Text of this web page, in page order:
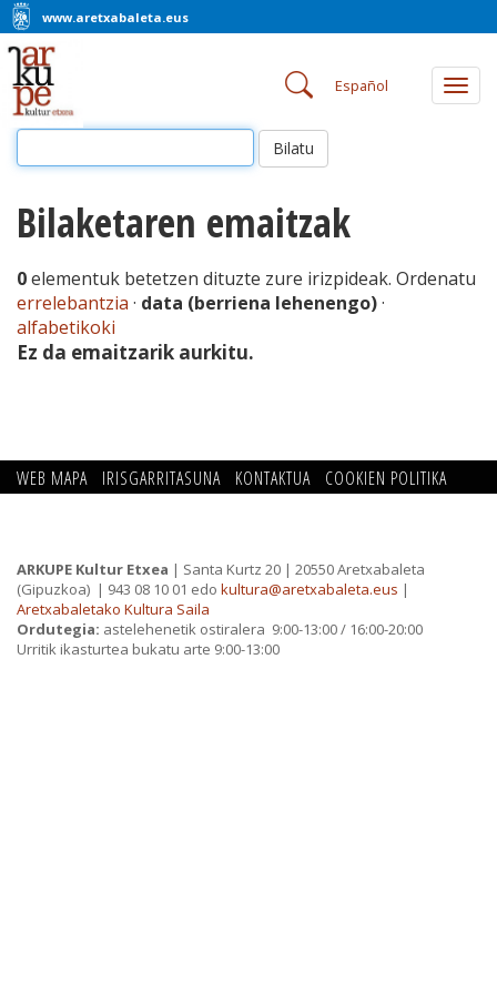
www.aretxabaleta.eus
Español
Bilaketaren emaitzak
0elementuk betetzen dituzte zure irizpideak. Ordenatu
errelebantzia · data (berriena lehenengo)·
alfabetikoki
Ez da emaitzarik aurkitu.
WEB MAPA IRISGARRITASUNA KONTAKTUA
COOKIEN POLITIKA
ARKUPE Kultur Etxea | Santa Kurtz 20 | 20550 Aretxabaleta
(Gipuzkoa) | 943 08 10 01 edo kultura@aretxabaleta.eus |
Aretxabaletako Kultura Saila
Ordutegia: astelehenetik ostiralera 9:00-13:00 / 16:00-20:00
Urritik ikasturtea bukatu arte 9:00-13:00